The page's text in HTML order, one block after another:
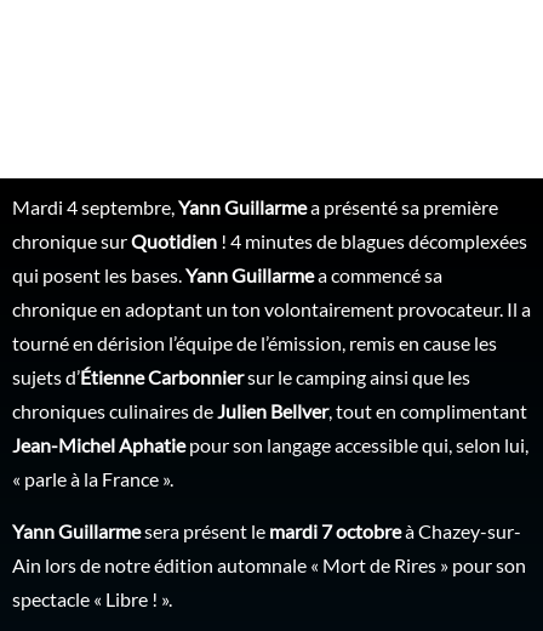
Mardi 4 septembre, Yann Guillarmea présenté sa première
chronique surQuotidien ! 4 minutes de blagues décomplexées
qui posent les bases. Yann Guillarmea commencé sa
chronique en adoptant un ton volontairement provocateur. Il a
tourné en dérision l’équipe de l’émission, remis en cause les
sujets d’Étienne Carbonniersur le camping ainsi que les
chroniques culinaires de Julien Bellver, tout en complimentant
Jean-Michel Aphatiepour son langage accessible qui, selon lui,
« parle à la France ».
Yann Guillarmesera présent le mardi 7 octobreà Chazey-sur-
Ain lors de notre édition automnale « Mort de Rires » pour son
spectacle « Libre ! ».